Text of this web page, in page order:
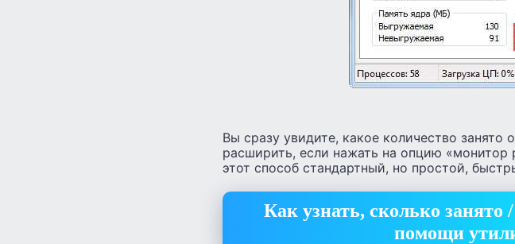
Вы сразу увидите, какое количество
расширить, если нажать на опцию «монитор
этот способ стандартный, но простой,
Как узнать, сколько занято
помощи